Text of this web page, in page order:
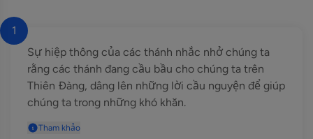
1
Sự hiệp thông của các thánh nhắc nhở chúng ta
rằng các thánh đang cầu bầu cho chúng ta trên
Thiên Đàng, dâng lên những lời cầu nguyện để giúp
chúng ta trong những khó khăn.
Tham khảo